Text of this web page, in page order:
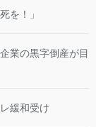
を！」
業の黒字倒産が目
緩和受け